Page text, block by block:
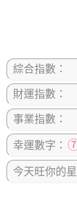
綜合指數：
財運指數：
事業指數：
幸運數字：
今天旺你的星